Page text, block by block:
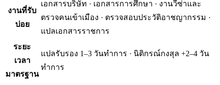
งานที่รับ
บ่อย
เอกสารบริษัท · เอกสารการศึกษา · งานวีซ่าและ
ตรวจคนเข้าเมือง · ตรวจสอบประวัติอาชญากรรม ·
แปลเอกสารราชการ
ระยะ
เวลา
มาตรฐาน
แปลรับรอง 1–3 วันทำการ · นิติกรณ์กงสุล +2–4 วัน
ทำการ